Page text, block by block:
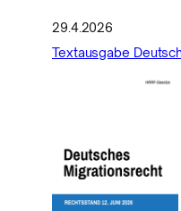
29.4.2026
Textausgabe